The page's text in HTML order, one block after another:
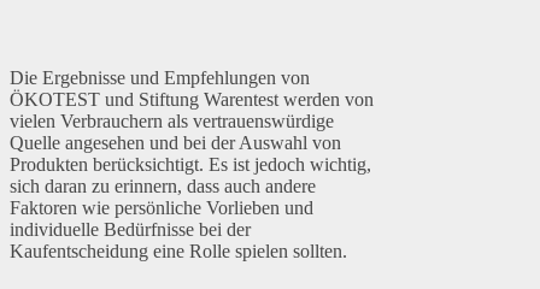
Die Ergebnisse und Empfehlungen von
ÖKOTEST und Stiftung Warentest werden von
vielen Verbrauchern als vertrauenswürdige
Quelle angesehen und bei der Auswahl von
Produkten berücksichtigt. Es ist jedoch wichtig,
sich daran zu erinnern, dass auch andere
Faktoren wie persönliche Vorlieben und
individuelle Bedürfnisse bei der
Kaufentscheidung eine Rolle spielen sollten.